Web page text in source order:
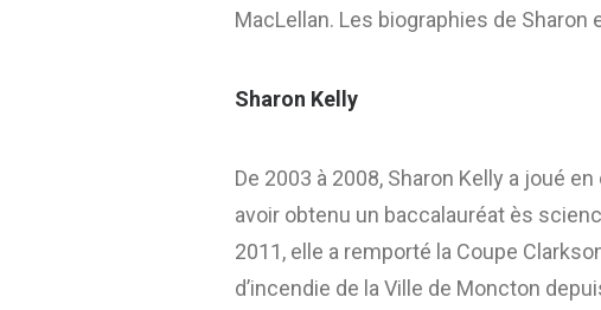
MacLellan. Les biographies de
Sharon Kelly
De 2003 à 2008, Sharon Kelly a joué
avoir obtenu un baccalauréat ès
2011, elle a remporté la Coupe
d’incendie de la Ville de Moncton